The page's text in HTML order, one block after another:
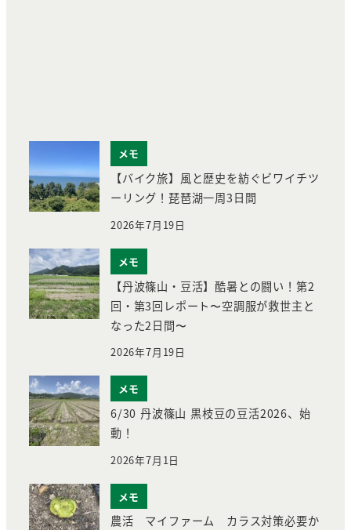
メモ
【バイク旅】風と歴史を紡ぐビワイチツ
ーリング！琵琶湖一周3日間
2026年7月19日
メモ
【丹波篠山・豆活】酷暑との闘い！第2
回・第3回レポート〜空調服が救世主と
なった2日間〜
2026年7月19日
メモ
6/30 丹波篠山 黒枝豆の豆活2026、始
動！
2026年7月1日
メモ
農活 マイファーム カラス対策必要か